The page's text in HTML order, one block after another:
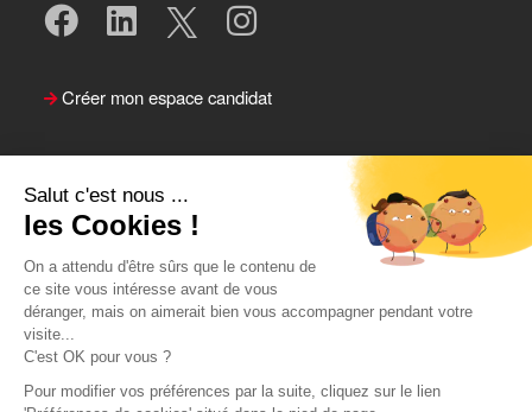
Salut c'est nous ...
les Cookies !
On a attendu d'être sûrs que le contenu de
ce site vous intéresse avant de vous
déranger, mais on aimerait bien vous accompagner pendant votre
visite...
C'est OK pour vous ?
Pour modifier vos préférences par la suite, cliquez sur le lien
Créer mon espace candidat